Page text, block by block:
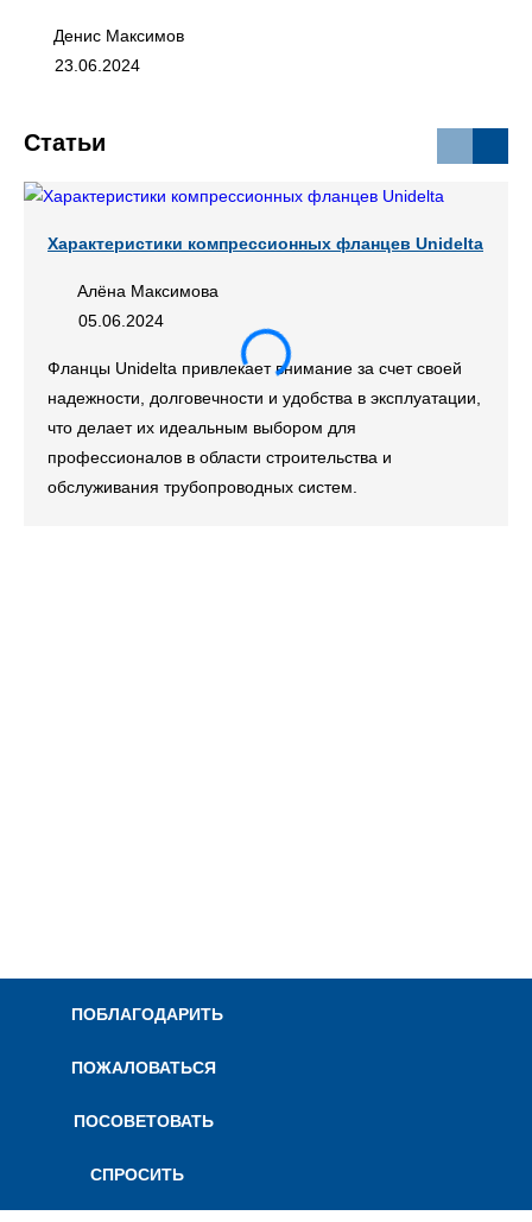
Денис Максимов
23.06.2024
Статьи
Характеристики компрессионных фланцев Unidelta
Алёна Максимова
05.06.2024
Фланцы Unidelta привлекает внимание за счет своей
надежности, долговечности и удобства в эксплуатации,
что делает их идеальным выбором для
профессионалов в области строительства и
обслуживания трубопроводных систем.
ПОБЛАГОДАРИТЬ
ПОЖАЛОВАТЬСЯ
ПОСОВЕТОВАТЬ
СПРОСИТЬ